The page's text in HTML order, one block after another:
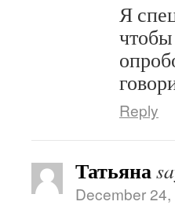
Я
Reply
Татьяна
December